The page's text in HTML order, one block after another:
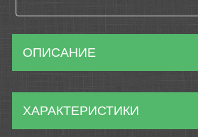
ОПИСАНИЕ
ХАРАКТЕРИСТИКИ